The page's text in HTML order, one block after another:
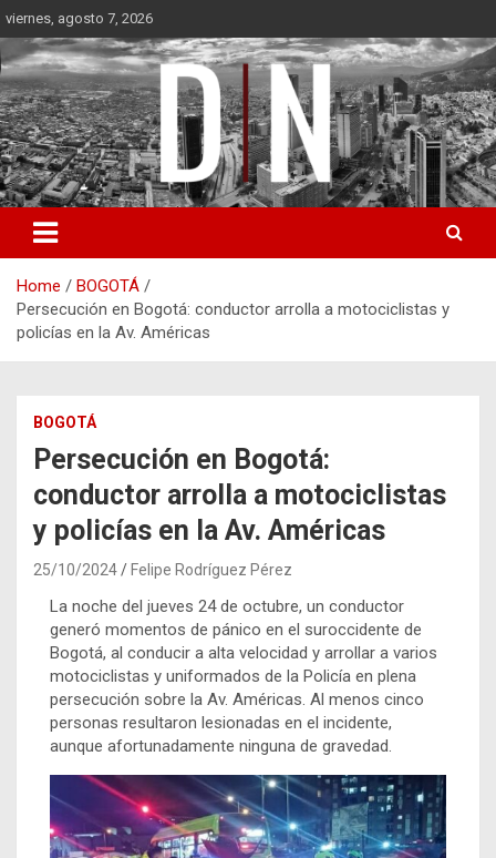
Skip
to
content
viernes, agosto 7, 2026
Diámetro Noticias
Home
BOGOTÁ
Persecución en Bogotá: conductor arrolla a motociclistas y
policías en la Av. Américas
BOGOTÁ
Persecución en Bogotá:
conductor arrolla a motociclistas
y policías en la Av. Américas
25/10/2024 Felipe Rodríguez Pérez
La noche del jueves 24 de octubre, un conductor
generó momentos de pánico en el suroccidente de
Bogotá, al conducir a alta velocidad y arrollar a varios
motociclistas y uniformados de la Policía en plena
persecución sobre la Av. Américas. Al menos cinco
personas resultaron lesionadas en el incidente,
aunque afortunadamente ninguna de gravedad.